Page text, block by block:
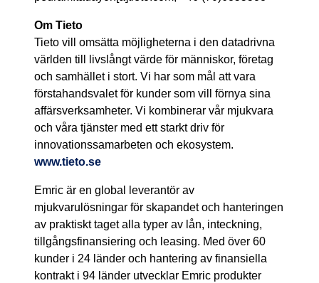
Om Tieto
Tieto vill omsätta möjligheterna i den datadrivna
världen till livslångt värde för människor, företag
och samhället i stort. Vi har som mål att vara
förstahandsvalet för kunder som vill förnya sina
affärsverksamheter. Vi kombinerar vår mjukvara
och våra tjänster med ett starkt driv för
innovationssamarbeten och ekosystem.
www.tieto.se
Emric är en global leverantör av
mjukvarulösningar för skapandet och hanteringen
av praktiskt taget alla typer av lån, inteckning,
tillgångsfinansiering och leasing. Med över 60
kunder i 24 länder och hantering av finansiella
kontrakt i 94 länder utvecklar Emric produkter